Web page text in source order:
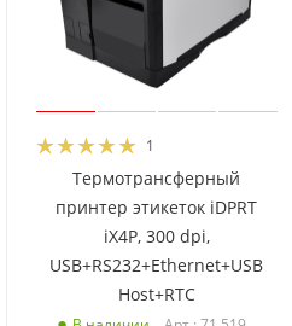
1
Термотрансферный
принтер этикеток iDPRT
iX4P, 300 dpi,
USB+RS232+Ethernet+USB
Host+RTC